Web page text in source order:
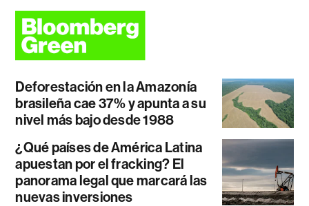
Deforestación en la Amazonía
brasileña cae 37% y apunta a su
nivel más bajo desde 1988
¿Qué países de América Latina
apuestan por el fracking? El
panorama legal que marcará las
nuevas inversiones